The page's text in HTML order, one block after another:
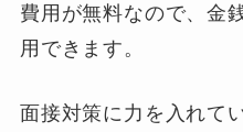
費用が無料なので、金
用できます。
面接対策に力を入れて